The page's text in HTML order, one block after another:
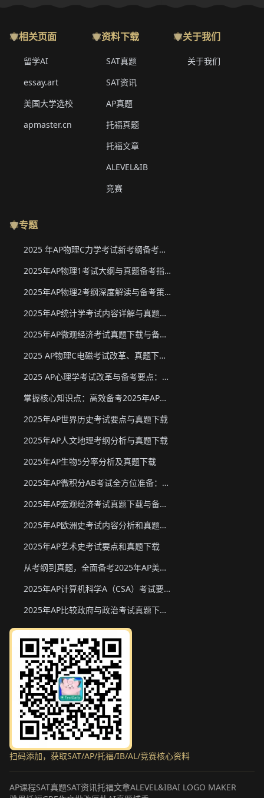
相关页面
留学AI
essay.art
美国大学选校
apmaster.cn
资料下载
SAT真题
SAT资讯
AP真题
托福真题
托福文章
ALEVEL&IB
竞赛
关于我们
关于我们
专题
2025 年AP物理C力学考试新考纲备考要点与真题下载
2025年AP物理1考试大纲与真题备考指南
2025年AP物理2考纲深度解读与备考策略
2025年AP统计学考试内容详解与真题教材下载
2025年AP微观经济考试真题下载与备考要点
2025 AP物理C电磁考试改革、真题下载与备考要点
2025 AP心理学考试改革与备考要点：真题下载&教材推荐
掌握核心知识点：高效备考2025年AP化学
2025年AP世界历史考试要点与真题下载
2025年AP人文地理考纲分析与真题下载
2025年AP生物5分率分析及真题下载
2025年AP微积分AB考试全方位准备：真题资源、考试形式与策略
2025年AP宏观经济考试真题下载与备考要点
2025年AP欧洲史考试内容分析和真题下载
2025年AP艺术史考试要点和真题下载
从考纲到真题，全面备考2025年AP美国政府与政治
2025年AP计算机科学A（CSA）考试要点和真题下载
2025年AP比较政府与政治考试真题下载与备考要点
扫码添加，获取SAT/AP/托福/IB/AL/竞赛核心资料
AP课程SAT真题SAT资讯托福文章ALEVEL&IBAI LOGO MAKER